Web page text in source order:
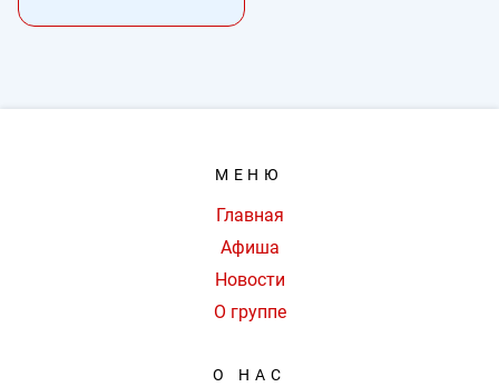
МЕНЮ
Главная
Афиша
Новости
О группе
О НАС